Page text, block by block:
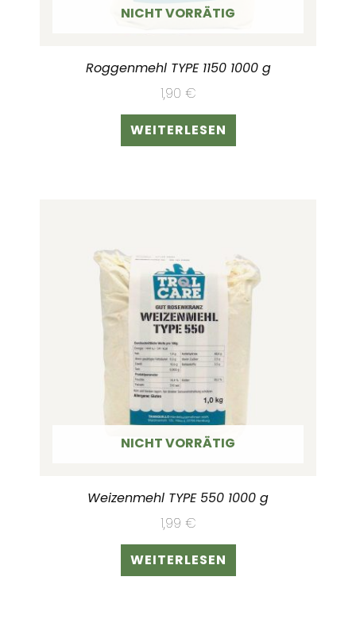
NICHT VORRÄTIG
Roggenmehl TYPE 1150 1000 g
1,90 €
WEITERLESEN
NICHT VORRÄTIG
Weizenmehl TYPE 550 1000 g
1,99 €
WEITERLESEN